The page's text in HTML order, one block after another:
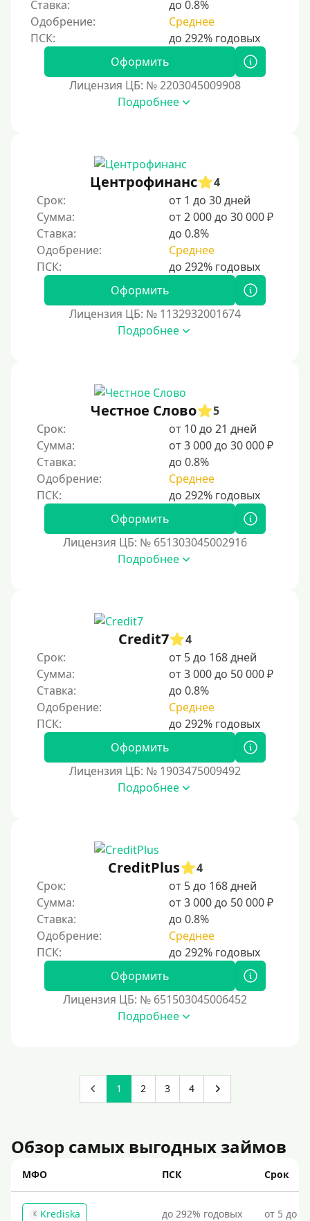
Ставка:
до 0.8%
Одобрение:
Среднее
Оформить
Лицензия ЦБ: № 2203045009908
Подробнее
Центрофинанс
4
Срок:
от 1 до 30 дней
Сумма:
от 2 000 до 30 000 ₽
Ставка:
до 0.8%
Одобрение:
Среднее
Оформить
Лицензия ЦБ: № 1132932001674
Подробнее
Честное Слово
5
Срок:
от 10 до 21 дней
Сумма:
от 3 000 до 30 000 ₽
Ставка:
до 0.8%
Одобрение:
Среднее
Оформить
Лицензия ЦБ: № 651303045002916
Подробнее
Credit7
4
Срок:
от 5 до 168 дней
Сумма:
от 3 000 до 50 000 ₽
Ставка:
до 0.8%
Одобрение:
Среднее
Оформить
Лицензия ЦБ: № 1903475009492
Подробнее
CreditPlus
4
Срок:
от 5 до 168 дней
Сумма:
от 3 000 до 50 000 ₽
Ставка:
до 0.8%
Одобрение:
Среднее
Оформить
Лицензия ЦБ: № 651503045006452
Подробнее
1 2 3 4
Обзор самых выгодных займов
МФО ПСК Срок
K Krediska до 292% годовых от 5 до